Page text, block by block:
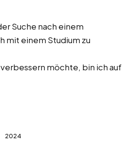
Suche nach einem
mit einem Studium zu
möchte, bin ich auf
2024